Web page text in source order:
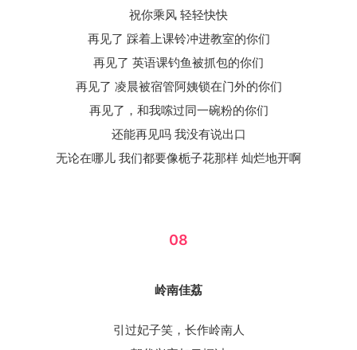
祝你乘风 轻轻快快
再见了 踩着上课铃冲进教室的你们
再见了 英语课钓鱼被抓包的你们
再见了 凌晨被宿管阿姨锁在门外的你们
再见了，和我嗦过同一碗粉的你们
还能再见吗 我没有说出口
无论在哪儿 我们都要像栀子花那样 灿烂地开啊
08
岭南佳荔
引过妃子笑，长作岭南人